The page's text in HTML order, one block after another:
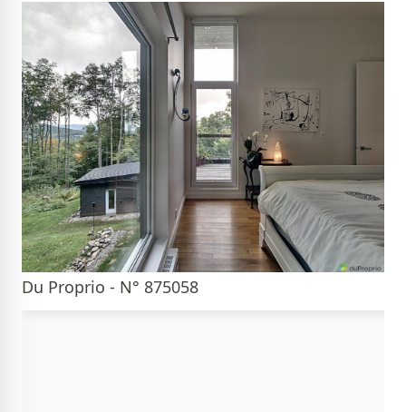
Du Proprio - N° 875058